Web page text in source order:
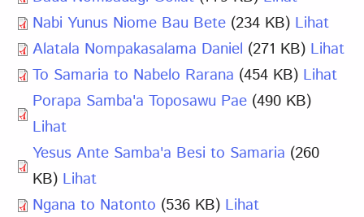
Nabi Yunus Niome Bau Bete (234 KB) Lihat
Alatala Nompakasalama Daniel (271 KB) Lihat
To Samaria to Nabelo Rarana (454 KB) Lihat
Porapa Samba'a Toposawu Pae (490 KB)
Lihat
Yesus Ante Samba'a Besi to Samaria (260
KB) Lihat
Ngana to Natonto (536 KB) Lihat